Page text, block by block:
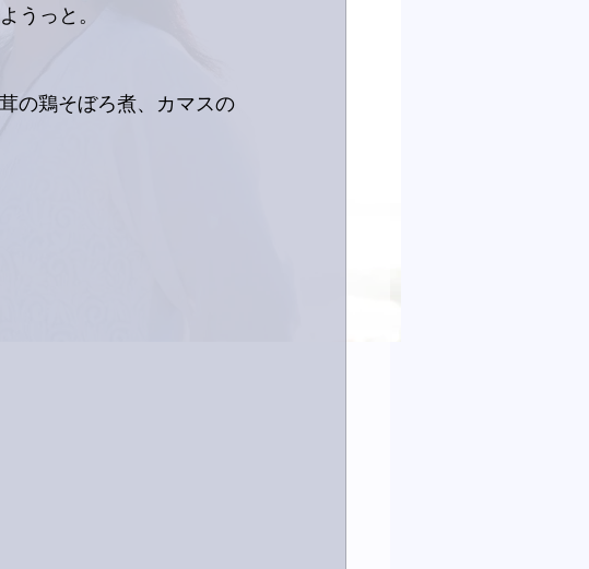
うっと。
の鶏そぼろ煮、カマスの